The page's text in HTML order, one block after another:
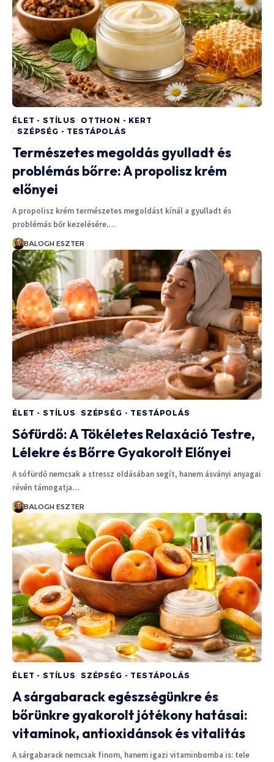
ÉLET - STÍLUS
OTTHON - KERT
SZÉPSÉG - TESTÁPOLÁS
Természetes megoldás gyulladt és
problémás bőrre: A propolisz krém
előnyei
A propolisz krém természetes megoldást kínál a gyulladt és
problémás bőr kezelésére.…
BALOGH ESZTER
ÉLET - STÍLUS SZÉPSÉG - TESTÁPOLÁS
Sófürdő: A Tökéletes Relaxáció Testre,
Lélekre és Bőrre Gyakorolt Előnyei
A sófürdő nemcsak a stressz oldásában segít, hanem ásványi anyagai
révén támogatja…
BALOGH ESZTER
ÉLET - STÍLUS SZÉPSÉG - TESTÁPOLÁS
A sárgabarack egészségünkre és
bőrünkre gyakorolt jótékony hatásai:
vitaminok, antioxidánsok és vitalitás
A sárgabarack nemcsak finom, hanem igazi vitaminbomba is: tele